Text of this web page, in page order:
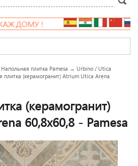
!
Напольная плитка Pamesa → Urbino / Utica
плитка (керамогранит) Atrium Utica Arena
(керамогранит)
60,8x60,8 - Pamesa